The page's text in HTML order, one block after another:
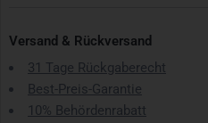
Versand & Rückversand
31 Tage Rückgaberecht
Best-Preis-Garantie
10% Behördenrabatt